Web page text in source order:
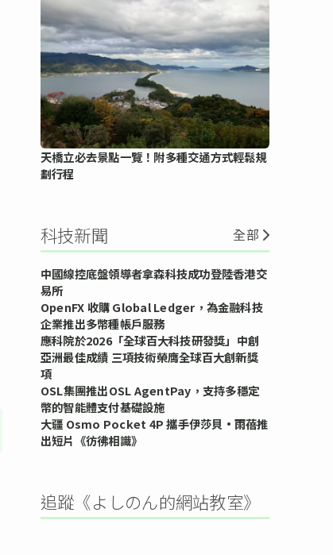
天橋立必去景點一覽！附多種交通方式輕鬆規
劃行程
科技新聞 全部
中國線控底盤領導者拿森科技成功登陸香港交
易所
OpenFX 收購 Global Ledger，為金融科技
企業推出多幣種帳戶服務
應科院於2026「全球百大科技研發獎」中創
亞洲最佳成績 三項技術榮膺全球百大創新獎
項
OSL集團推出OSL AgentPay，支持多穩定
幣的智能體支付基礎設施
大疆 Osmo Pocket 4P 攜手伊莎貝•雨蓓推
出短片《彷彿相識》
追蹤《よしのん的網站教室》